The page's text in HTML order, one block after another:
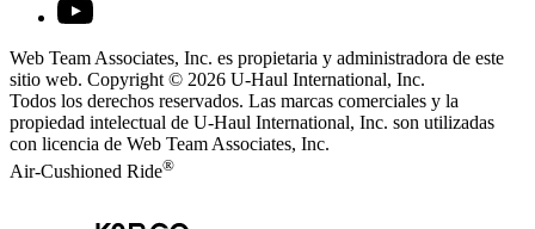
Web Team Associates, Inc. es propietaria y administradora de este
sitio web. Copyright © 2026 U-Haul International, Inc.
Todos los derechos reservados. Las marcas comerciales y la
propiedad intelectual de U-Haul International, Inc. son utilizadas
con licencia de Web Team Associates, Inc.
Air-Cushioned Ride®